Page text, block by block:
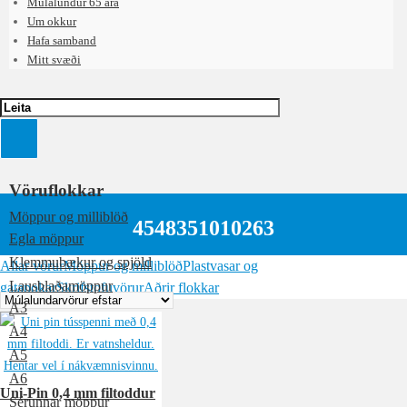
Um okkur
Hafa samband
Mitt svæði
Vöruflokkar
Möppur og milliblöð
Egla möppur
Klemmubækur og spjöld
Lausblaðamöppur
A3
A4
A5
A6
Sérunnar möppur
4548351010263
Allar vörurMöppur og milliblöðPlastvasar og
gatapokarSkrifstofuvörurAðrir flokkar
Uni-Pin 0,4 mm filtoddur